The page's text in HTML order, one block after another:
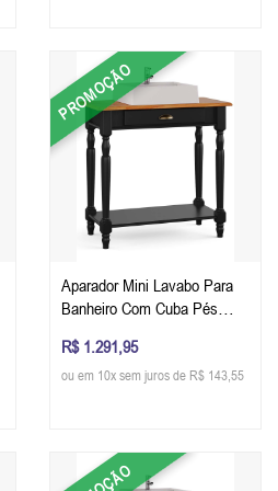
PROMOÇÃO
Aparador Mini Lavabo Para
Banheiro Com Cuba Pés
80 x 40 cm (A x L x P) - Cor
Preto Imbuia Glazer
R$ 1.291,95
ou em 10x sem juros de R$ 143,55